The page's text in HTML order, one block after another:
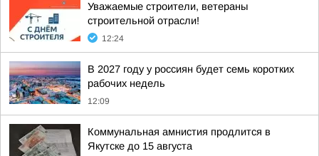
Уважаемые строители, ветераны
строительной отрасли!
12:24
В 2027 году у россиян будет семь коротких
рабочих недель
12:09
Коммунальная амнистия продлится в
Якутске до 15 августа